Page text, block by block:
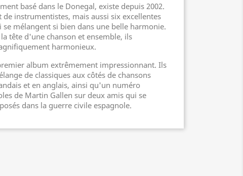
basé dans le Donegal, existe depuis 2002.
de instrumentistes, mais aussi six excellentes
mélangent si bien dans une belle harmonie.
tête d'une chanson et ensemble, ils
harmonieux.
album extrêmement impressionnant. Ils
de classiques aux côtés de chansons
et en anglais, ainsi qu'un numéro
de Martin Gallen sur deux amis qui se
dans la guerre civile espagnole.